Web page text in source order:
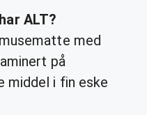
har ALT?
med
på
middel i fin eske